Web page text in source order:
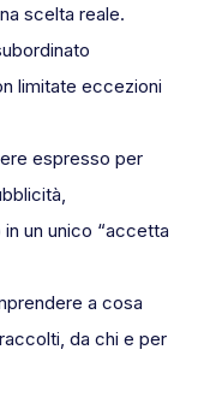
scelta reale.
limitate eccezioni
espresso per
un unico “accetta
a cosa
da chi e per